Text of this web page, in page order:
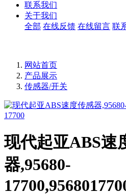
联系我们
关于我们
全部 在线反馈 在线留言 联
网站首页
产品展示
传感器/开关
现代起亚ABS速
器,95680-